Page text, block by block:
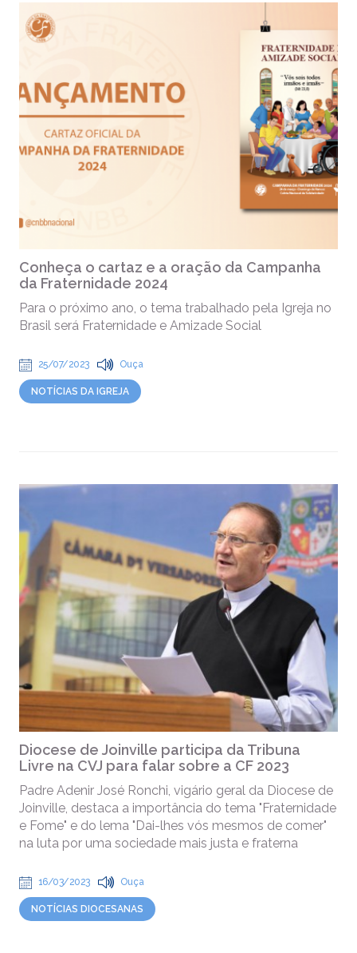
Conheça o cartaz e a oração da Campanha
da Fraternidade 2024
Para o próximo ano, o tema trabalhado pela Igreja no
Brasil será Fraternidade e Amizade Social
25/07/2023 Ouça
NOTÍCIAS DA IGREJA
Diocese de Joinville participa da Tribuna
Livre na CVJ para falar sobre a CF 2023
Padre Adenir José Ronchi, vigário geral da Diocese de
Joinville, destaca a importância do tema "Fraternidade
e Fome" e do lema "Dai-lhes vós mesmos de comer"
na luta por uma sociedade mais justa e fraterna
16/03/2023 Ouça
NOTÍCIAS DIOCESANAS